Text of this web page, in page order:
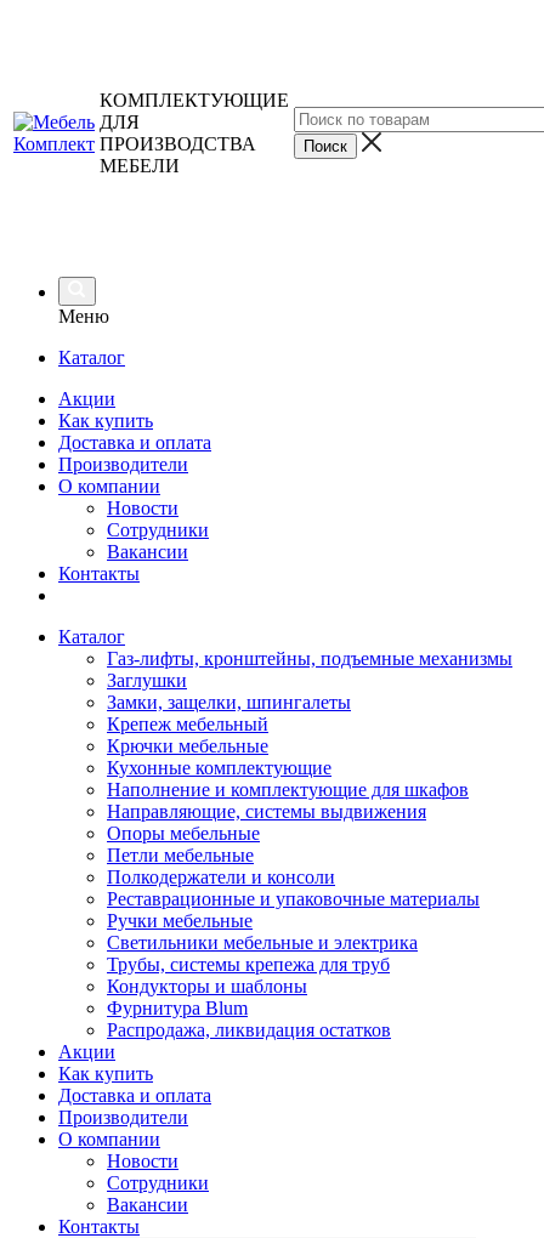
КОМПЛЕКТУЮЩИЕ
ДЛЯ
ПРОИЗВОДСТВА
МЕБЕЛИ
Меню
Каталог
Акции
Как купить
Доставка и оплата
Производители
О компании
Новости
Сотрудники
Вакансии
Контакты
Каталог
Газ-лифты, кронштейны, подъемные механизмы
Заглушки
Замки, защелки, шпингалеты
Крепеж мебельный
Крючки мебельные
Кухонные комплектующие
Наполнение и комплектующие для шкафов
Направляющие, системы выдвижения
Опоры мебельные
Петли мебельные
Полкодержатели и консоли
Реставрационные и упаковочные материалы
Ручки мебельные
Светильники мебельные и электрика
Трубы, системы крепежа для труб
Кондукторы и шаблоны
Фурнитура Blum
Распродажа, ликвидация остатков
Акции
Как купить
Доставка и оплата
Производители
О компании
Новости
Сотрудники
Вакансии
Контакты